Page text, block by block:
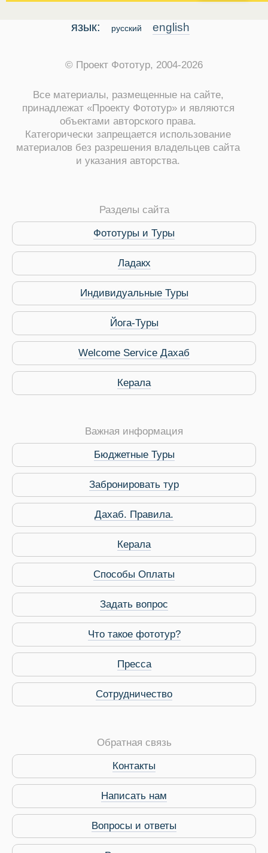
язык: русский english
© Проект Фототур, 2004-2026
Все материалы, размещенные на сайте,
принадлежат «Проекту Фототур» и являются
объектами авторского права.
Категорически запрещается использование
материалов без разрешения владельцев сайта
и указания авторства.
Разделы сайта
Фототуры и Туры
Ладакх
Индивидуальные Туры
Йога-Туры
Welcome Service Дахаб
Керала
Важная информация
Бюджетные Туры
Забронировать тур
Дахаб. Правила.
Керала
Способы Оплаты
Задать вопрос
Что такое фототур?
Пресса
Сотрудничество
Обратная связь
Контакты
Написать нам
Вопросы и ответы